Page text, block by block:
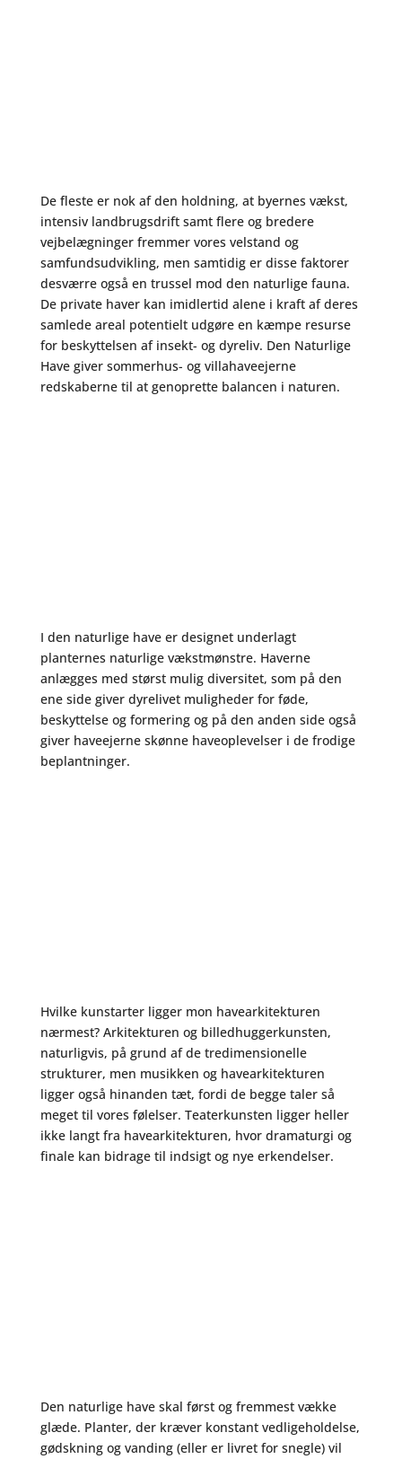
De fleste er nok af den holdning, at byernes vækst,
intensiv landbrugsdrift samt flere og bredere
vejbelægninger fremmer vores velstand og
samfundsudvikling, men samtidig er disse faktorer
desværre også en trussel mod den naturlige fauna.
De private haver kan imidlertid alene i kraft af deres
samlede areal potentielt udgøre en kæmpe resurse
for beskyttelsen af insekt- og dyreliv. Den Naturlige
Have giver sommerhus- og villahaveejerne
redskaberne til at genoprette balancen i naturen.
I den naturlige have er designet underlagt
planternes naturlige vækstmønstre. Haverne
anlægges med størst mulig diversitet, som på den
ene side giver dyrelivet muligheder for føde,
beskyttelse og formering og på den anden side også
giver haveejerne skønne haveoplevelser i de frodige
beplantninger.
Hvilke kunstarter ligger mon havearkitekturen
nærmest? Arkitekturen og billedhuggerkunsten,
naturligvis, på grund af de tredimensionelle
strukturer, men musikken og havearkitekturen
ligger også hinanden tæt, fordi de begge taler så
meget til vores følelser. Teaterkunsten ligger heller
ikke langt fra havearkitekturen, hvor dramaturgi og
finale kan bidrage til indsigt og nye erkendelser.
Den naturlige have skal først og fremmest vække
glæde. Planter, der kræver konstant vedligeholdelse,
gødskning og vanding (eller er livret for snegle) vil